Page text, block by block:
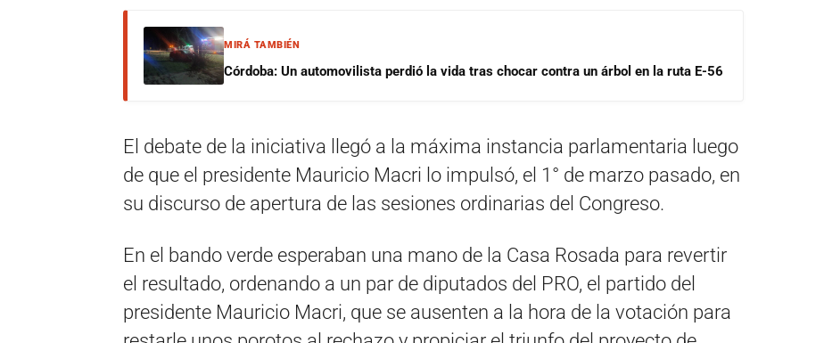
MIRÁ TAMBIÉN
Córdoba: Un automovilista perdió la vida tras chocar contra un árbol en la ruta E-56
El debate de la iniciativa llegó a la máxima instancia parlamentaria luego
de que el presidente Mauricio Macri lo impulsó, el 1° de marzo pasado, en
su discurso de apertura de las sesiones ordinarias del Congreso.
En el bando verde esperaban una mano de la Casa Rosada para revertir
el resultado, ordenando a un par de diputados del PRO, el partido del
presidente Mauricio Macri, que se ausenten a la hora de la votación para